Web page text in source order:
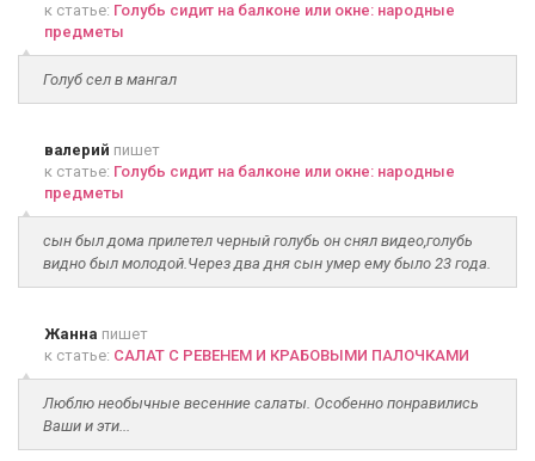
к статье: Голубь сидит на балконе или окне: народные
предметы
Голуб сел в мангал
валерий пишет
к статье: Голубь сидит на балконе или окне: народные
предметы
сын был дома прилетел черный голубь он снял видео,голубь
видно был молодой.Через два дня сын умер ему было 23 года.
Жанна пишет
к статье: САЛАТ С РЕВЕНЕМ И КРАБОВЫМИ ПАЛОЧКАМИ
Люблю необычные весенние салаты. Особенно понравились
Ваши и эти...